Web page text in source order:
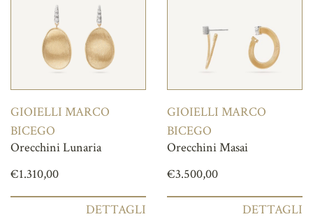
GIOIELLI MARCO
BICEGO
Orecchini Lunaria
€1.310,00
DETTAGLI
GIOIELLI MARCO
BICEGO
Orecchini Masai
€3.500,00
DETTAGLI